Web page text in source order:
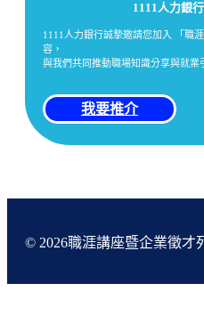
1111人力銀
1111人力銀行誠摯邀請您加入 「職
容，
與我們共同推動職場知識分享與就業
我要推介
© 2026職涯講座暨企業徵才